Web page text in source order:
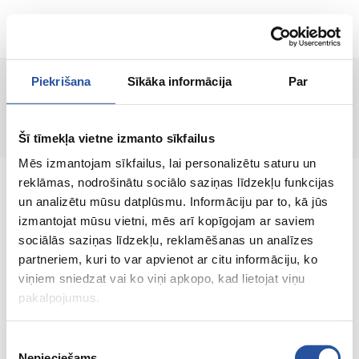
Piekrišana Sīkāka informācija Par
Šī tīmekļa vietne izmanto sīkfailus
Mēs izmantojam sīkfailus, lai personalizētu saturu un
reklāmas, nodrošinātu sociālo saziņas līdzekļu funkcijas
un analizētu mūsu datplūsmu. Informāciju par to, kā jūs
izmantojat mūsu vietni, mēs arī kopīgojam ar saviem
sociālās saziņas līdzekļu, reklamēšanas un analīzes
partneriem, kuri to var apvienot ar citu informāciju, ko
viņiem sniedzat vai ko viņi apkopo, kad lietojat viņu
pakalpojumus.
ET
Lehte ei leitud!
Veebipoodi soodsate hindade ja kvaliteetsete
toodetega, kus kliendi rahulolu on meie
peamine väärtus.
Koik sinu kodu ja aia jaoks!